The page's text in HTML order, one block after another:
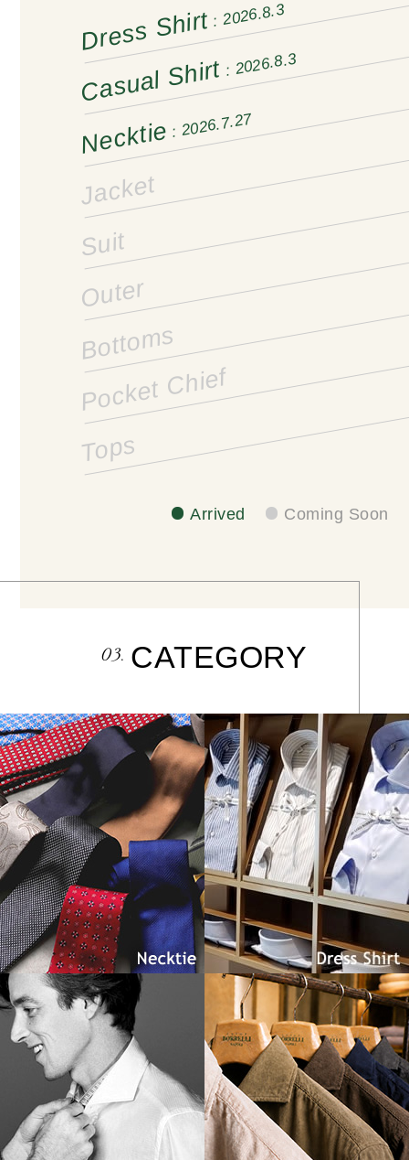
Dress Shirt: 2026.8.3
Casual Shirt: 2026.8.3
Necktie : 2026.7.27
Jacket
Suit
Outer
Bottoms
Pocket Chief
Tops
Arrived Coming Soon
03. CATEGORY
Necktie
Regular Model
Dress SHIRT
Casual Shirt